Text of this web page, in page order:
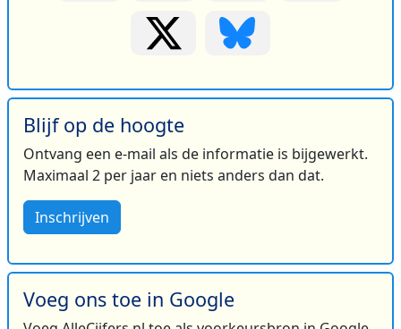
Blijf op de hoogte
Ontvang een e-mail als de informatie is bijgewerkt.
Maximaal 2 per jaar en niets anders dan dat.
Inschrijven
Voeg ons toe in Google